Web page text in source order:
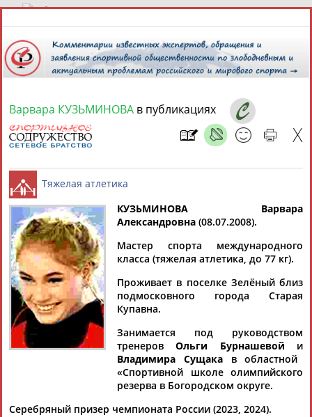
7 августа 2026 года,09:41
Найдено: 13181 Расширенный поиск
Аслаудин
АБАЕВ
Елена
АБАИМОВА
Мария
АБАКУМОВА
Юлия
АБАЛАКИНА
Дмитрий
АБАРЕНОВ
Тамилла
АБАСОВА
Рамазан
АББАТЕ-
Татьяна
АББЯСОВА
АБДИКАРИМОВА
Артур
АБДРАХМАНОВ
Варвара КУЗЬМИНОВА в публикациях
Тяжелая атлетика
КУЗЬМИНОВА Варвара
Александровна (08.07.2008).
Мастер спорта международного
класса (тяжелая атлетика, до 77 кг).
Проживает в поселке Зелёный близ
подмосковного города Старая
Купавна.
Занимается под руководством
тренеровОльги Бурнашевой и
Владимира Сущакав областной
«Спортивной школе олимпийского
резерва в Богородском округе.
Серебряный призер чемпионата России (2023, 2024).